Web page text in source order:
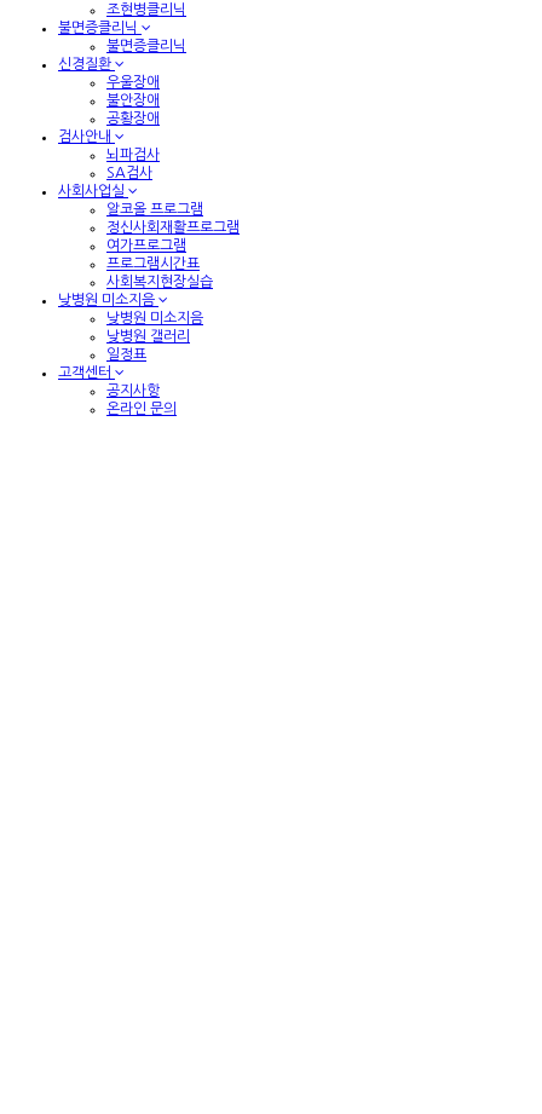
조현병클리닉
불면증클리닉
불면증클리닉
신경질환
우울장애
불안장애
공황장애
검사안내
뇌파검사
SA검사
사회사업실
알코올 프로그램
정신사회재활프로그램
여가프로그램
프로그램시간표
사회복지현장실습
낮병원 미소지음
낮병원 미소지음
낮병원 갤러리
일정표
고객센터
공지사항
온라인 문의